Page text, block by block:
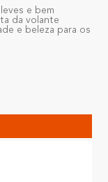
e bem
da volante
e beleza para os